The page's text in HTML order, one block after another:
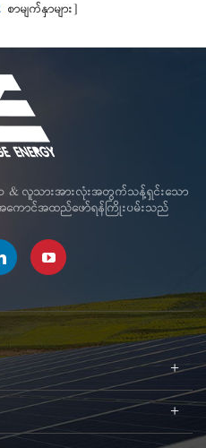
စာမျက်နှာများ]
& လူသားအားလုံးအတွက်သန့်ရှင်းသော
ောင်အထည်ဖော်ရန်ကြိုးပမ်းသည်